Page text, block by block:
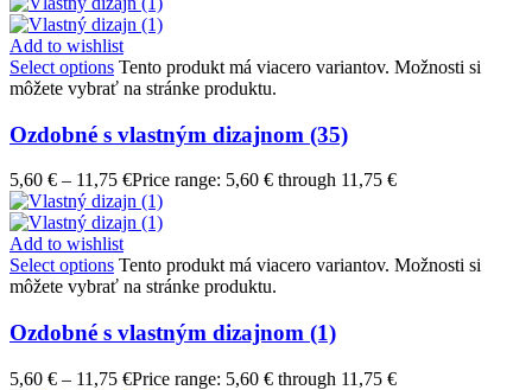
Add to wishlist
Select options Tento produkt má viacero variantov. Možnosti si
môžete vybrať na stránke produktu.
Ozdobné s vlastným dizajnom (35)
5,60 € – 11,75 €Price range: 5,60 € through 11,75 €
Add to wishlist
Select options Tento produkt má viacero variantov. Možnosti si
môžete vybrať na stránke produktu.
Ozdobné s vlastným dizajnom (1)
5,60 € – 11,75 €Price range: 5,60 € through 11,75 €